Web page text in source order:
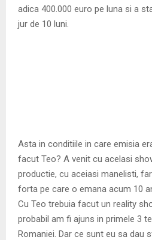
adica 400.000 euro pe luna si a
jur de 10 luni.
Asta in conditiile in care emisia
facut Teo? A venit cu acelasi
productie, cu aceiasi manelisti,
forta pe care o emana acum 10
Cu Teo trebuia facut un reality
probabil am fi ajuns in primele 3
Romaniei. Dar ce sunt eu sa dau